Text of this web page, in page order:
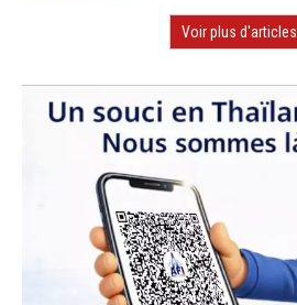
Voir plus d'articles